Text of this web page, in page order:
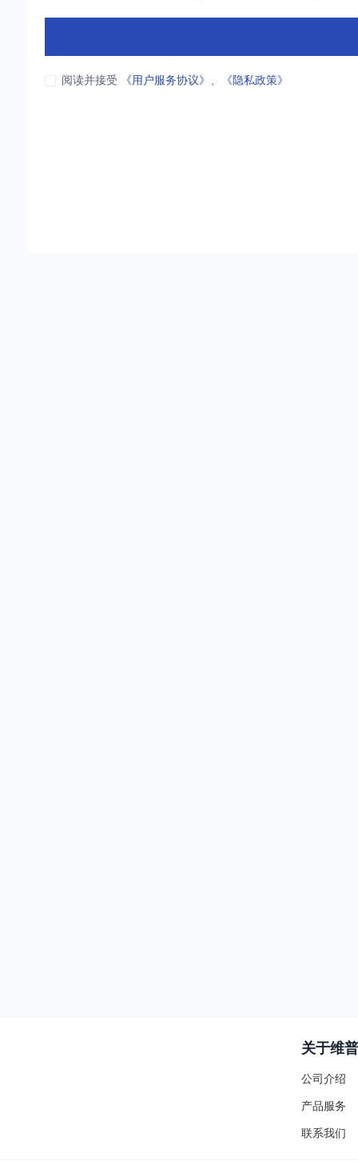
阅读并接受 《用户服务协议》 、 《隐私政策》
关于维普
公司介绍
产品服务
联系我们